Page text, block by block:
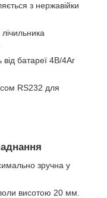
з нержавійки
батареї 4В/4Аг
RS232 для
зручна у
висотою 20 мм.